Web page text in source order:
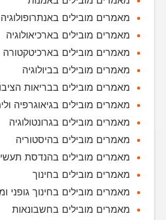
מאמרים מובילים באנתרופולוגיה
מאמרים מובילים בארכיאולוגיה
מאמרים מובילים בארכיטקטורה
מאמרים מובילים בביולוגיה
מאמרים מובילים בבריאות
מאמרים מובילים בגיאוגרפיה
מאמרים מובילים בגרונטולוגיה
מאמרים מובילים בהיסטוריה
מאמרים מובילים בהנדסת
מאמרים מובילים בחינוך
מאמרים מובילים בחינוך גופני
מאמרים מובילים בחשבונאות